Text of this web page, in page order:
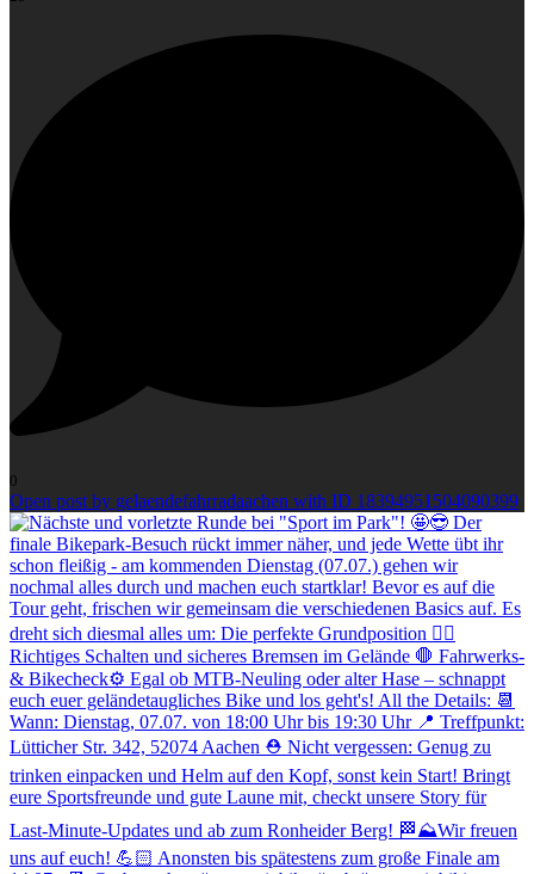
0
Open post by gelaendefahrradaachen with ID 18394951504090399